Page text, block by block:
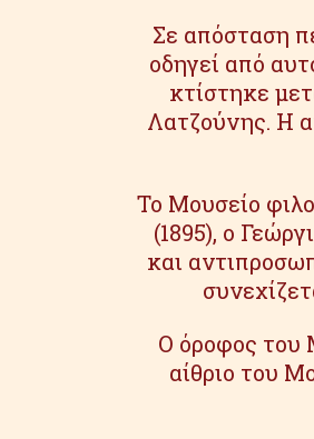
Σε απόσταση
οδηγεί από
κτίστηκε
Λατζούνης. Η
Το Μουσείο
(1895), ο
και
Ο όροφος του
αίθριο του